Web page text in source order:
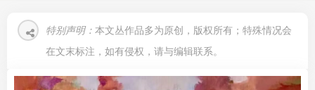
特别声明： 本文丛作品多为原创，版权所有；特殊情况会
在文末标注，如有侵权，请与编辑联系。